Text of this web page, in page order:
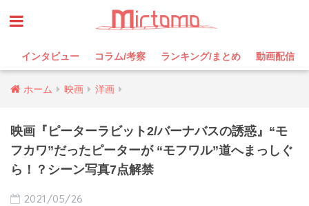
インタビュー コラム/考察 ランキング/まとめ 動画配信
ホーム 映画 洋画
映画『ピーターラビット2/バーナバスの誘惑』“モ
フカワ”だったピーターが “モフワル”道へまっしぐ
ら！？シーン写真7点解禁
2021/05/26